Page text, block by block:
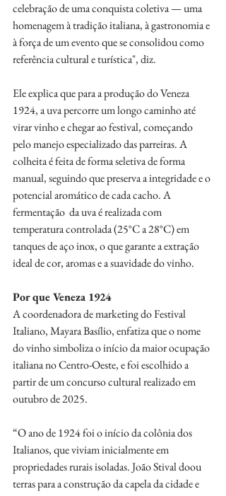
celebração de uma conquista coletiva — uma
homenagem à tradição italiana, à gastronomia e
à força de um evento que se consolidou como
referência cultural e turística", diz.
Ele explica que para a produção do Veneza
1924, a uva percorre um longo caminho até
virar vinho e chegar ao festival, começando
pelo manejo especializado das parreiras. A
colheita é feita de forma seletiva de forma
manual, seguindo que preserva a integridade e o
potencial aromático de cada cacho. A
fermentação  da uva é realizada com
temperatura controlada (25°C a 28°C) em
tanques de aço inox, o que garante a extração
ideal de cor, aromas e a suavidade do vinho.
Por que Veneza 1924
A coordenadora de marketing do Festival
Italiano, Mayara Basílio, enfatiza que o nome
do vinho simboliza o início da maior ocupação
italiana no Centro-Oeste, e foi escolhido a
partir de um concurso cultural realizado em
outubro de 2025.
“O ano de 1924 foi o início da colônia dos
Italianos, que viviam inicialmente em
propriedades rurais isoladas. João Stival doou
terras para a construção da capela da cidade e